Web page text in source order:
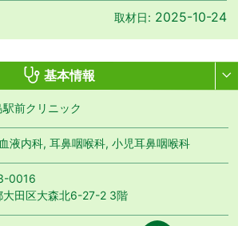
取材日: 2025-10-24
基本情報
駅前クリニック
液内科, 耳鼻咽喉科, 小児耳鼻咽喉科
0016
大田区大森北6-27-2 3階